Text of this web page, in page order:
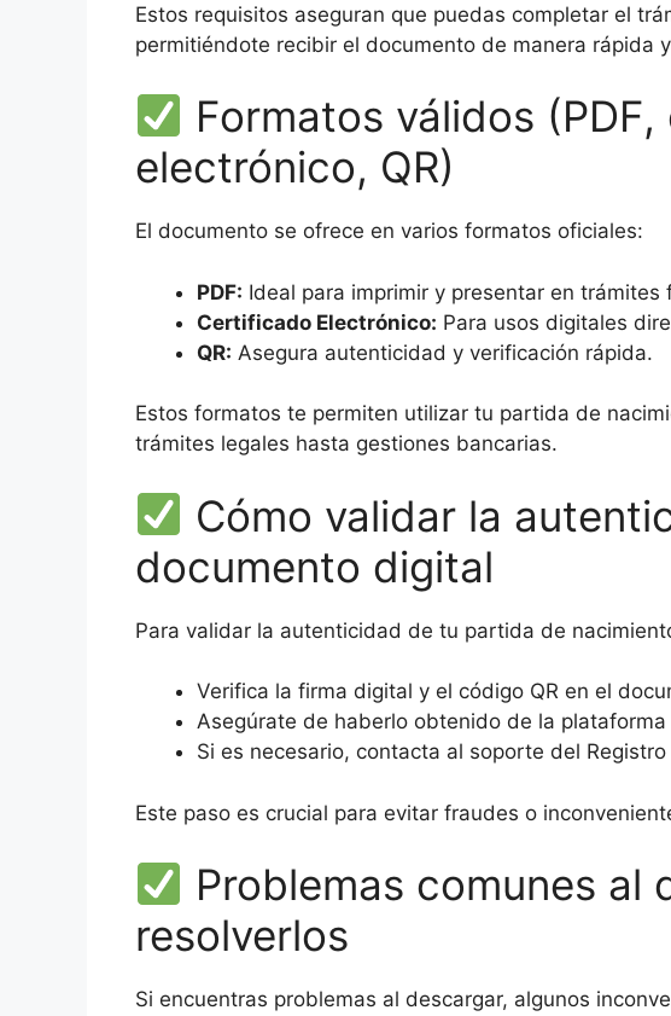
Estos requisitos aseguran que puedas completar el
permitiéndote recibir el documento de manera rápida
Formatos válidos
electrónico, QR)
El documento se ofrece en varios formatos oficiales:
PDF: Ideal para imprimir y presentar en trámites
Certificado Electrónico: Para usos digitales
QR: Asegura autenticidad y verificación rápida.
Estos formatos te permiten utilizar tu partida de
trámites legales hasta gestiones bancarias.
Cómo validar la
documento digital
Para validar la autenticidad de tu partida de
Verifica la firma digital y el código QR en el
Asegúrate de haberlo obtenido de la
Si es necesario, contacta al soporte del
Este paso es crucial para evitar fraudes o
Problemas comunes al
resolverlos
Si encuentras problemas al descargar, algunos